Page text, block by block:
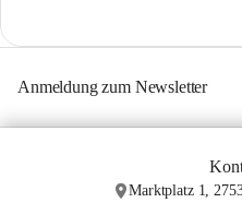
Anmeldung zum Newsletter
Marktplatz 1,